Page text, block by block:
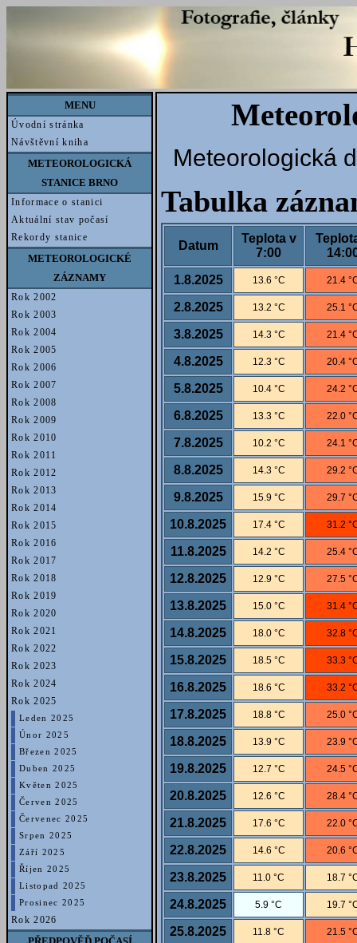
MENU
Úvodní stránka
Návštěvní kniha
METEOROLOGICKÁ
STANICE BRNO
Informace o stanici
Aktuální stav počasí
Rekordy stanice
METEOROLOGICKÉ
ZÁZNAMY
Rok 2002
Rok 2003
Rok 2004
Rok 2005
Rok 2006
Rok 2007
Rok 2008
Rok 2009
Rok 2010
Rok 2011
Rok 2012
Rok 2013
Rok 2014
Rok 2015
Rok 2016
Rok 2017
Rok 2018
Rok 2019
Rok 2020
Rok 2021
Rok 2022
Rok 2023
Rok 2024
Rok 2025
Leden 2025
Únor 2025
Březen 2025
Duben 2025
Květen 2025
Červen 2025
Červenec 2025
Srpen 2025
Září 2025
Říjen 2025
Listopad 2025
Prosinec 2025
Rok 2026
Meteorologická
Tabulka
Datum
Teplota v
7:00
1.8.2025
13.6 °C 21.4
2.8.2025 13.2 °C 25.1
3.8.2025 14.3 °C 21.4
4.8.2025 12.3 °C 20.4
5.8.2025 10.4 °C 24.2
6.8.2025 13.3 °C 22.0
7.8.2025 10.2 °C 24.1
8.8.2025 14.3 °C 29.2
9.8.2025 15.9 °C 29.7
10.8.2025 17.4 °C 31.2
11.8.2025 14.2 °C 25.4
12.8.2025 12.9 °C 27.5
13.8.2025 15.0 °C 31.4
14.8.2025 18.0 °C 32.8
15.8.2025 18.5 °C 33.3
16.8.2025 18.6 °C 33.2
17.8.2025 18.8 °C 25.0
18.8.2025 13.9 °C 23.9
19.8.2025 12.7 °C 24.5
20.8.2025 12.6 °C 28.4
21.8.2025 17.6 °C 22.0
22.8.2025 14.6 °C 20.6
23.8.2025 11.0 °C 18.7
24.8.2025 5.9 °C 19.7
25.8.2025 11.8 °C 21.5